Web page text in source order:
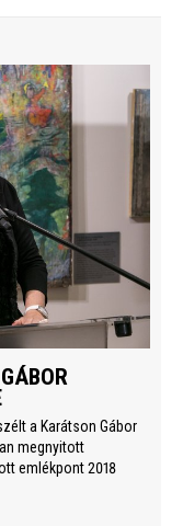
a Karátson Gábor
megnyitott
emlékpont 2018